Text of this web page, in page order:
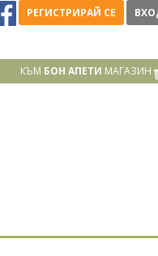
РЕГИСТРИРАЙ СЕ
КЪМ БОН АПЕТИ МАГАЗИН